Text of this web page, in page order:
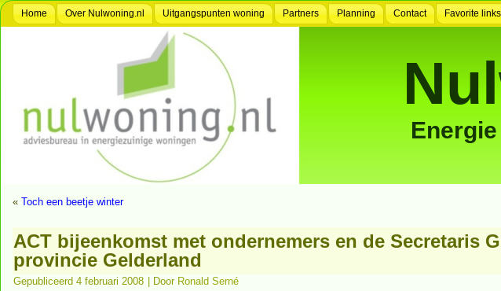
Home Over Nulwoning.nl Uitgangspunten woning Partners Planning Contact Favorite links
« Toch een beetje winter
ACT bijeenkomst met ondernemers en de Secretaris
provincie Gelderland
Gepubliceerd 4 februari 2008 Door Ronald Serné